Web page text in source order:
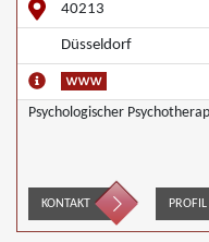
40213
Düsseldorf
Psychologischer
KONTAKT PROFIL